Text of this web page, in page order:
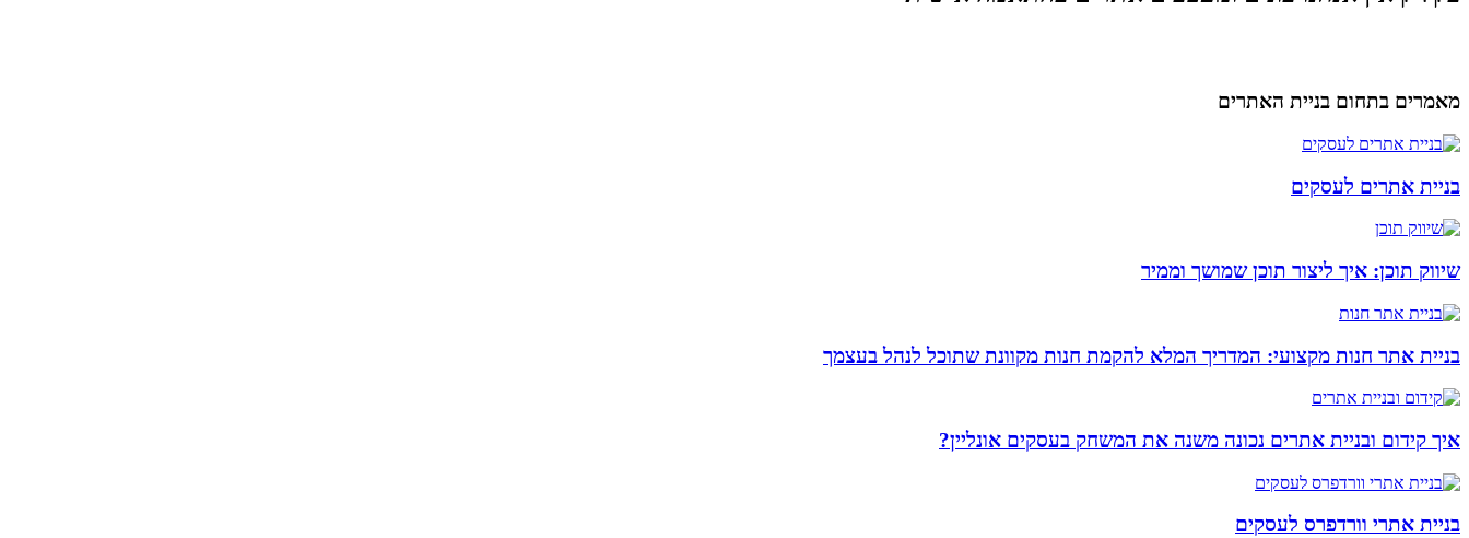
מאמרים בתחום בניית האתרים
בניית אתרים לעסקים
שיווק תוכן: איך ליצור תוכן שמושך וממיר
בניית אתר חנות מקצועי: המדריך המלא להקמת חנות מקוונת שתוכל לנהל בעצמך
איך קידום ובניית אתרים נכונה משנה את המשחק בעסקים אונליין?
בניית אתרי וורדפרס לעסקים